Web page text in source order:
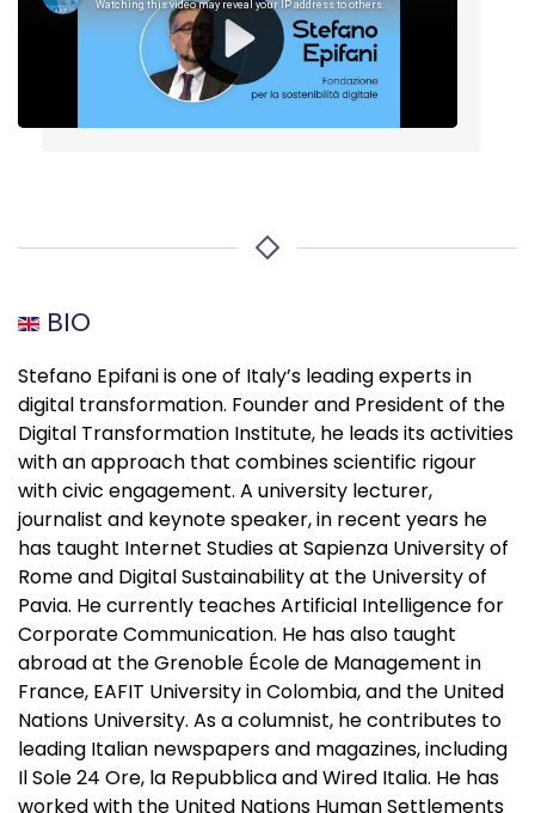
BIO
Stefano Epifani is one of Italy’s leading experts in
digital transformation. Founder and President of the
Digital Transformation Institute, he leads its activities
with an approach that combines scientific rigour
with civic engagement. A university lecturer,
journalist and keynote speaker, in recent years he
has taught Internet Studies at Sapienza University of
Rome and Digital Sustainability at the University of
Pavia. He currently teaches Artificial Intelligence for
Corporate Communication. He has also taught
abroad at the Grenoble École de Management in
France, EAFIT University in Colombia, and the United
Nations University. As a columnist, he contributes to
leading Italian newspapers and magazines, including
Il Sole 24 Ore, la Repubblica and Wired Italia. He has
worked with the United Nations Human Settlements